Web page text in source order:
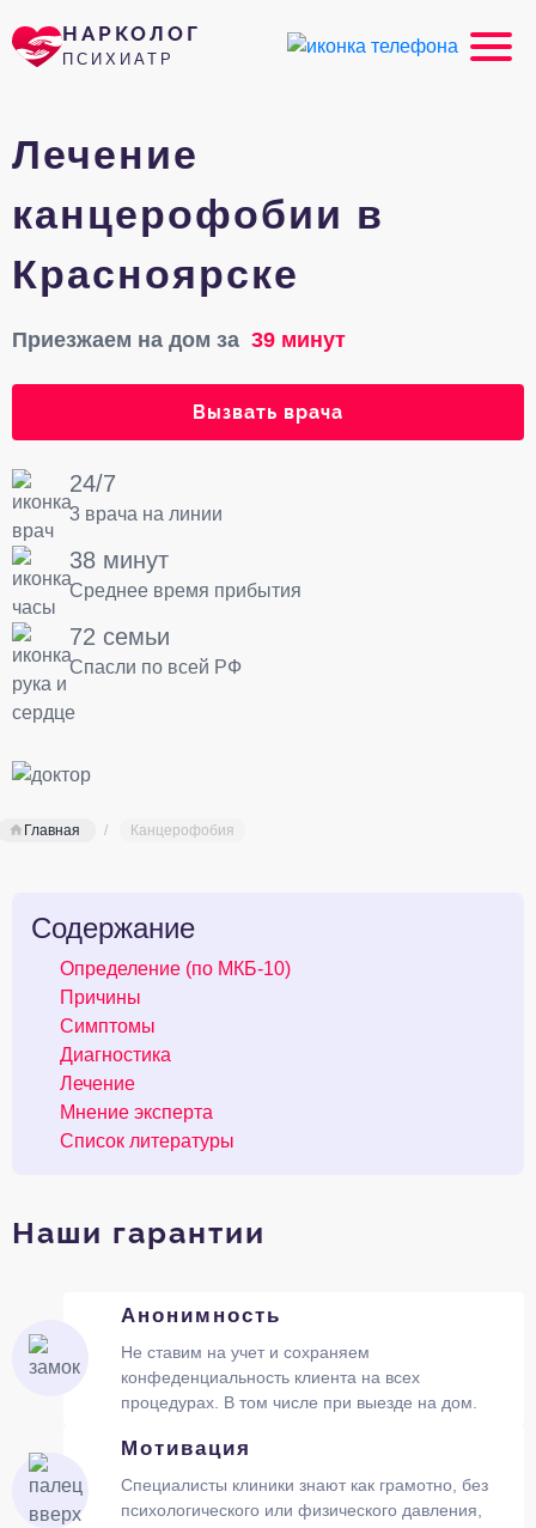
НАРКОЛОГ
ПСИХИАТР
Лечение
канцерофобии в
Красноярске
Приезжаем на дом за 39 минут
Вызвать врача
24/7
3 врача на линии
38 минут
Среднее время прибытия
72 семьи
Спасли по всей РФ
Главная Канцерофобия
Содержание
Определение (по МКБ-10)
Причины
Симптомы
Диагностика
Лечение
Мнение эксперта
Список литературы
Наши гарантии
Анонимность
Не ставим на учет и сохраняем
конфеденциальность клиента на всех
процедурах. В том числе при выезде на дом.
Мотивация
Специалисты клиники знают как грамотно, без
психологического или физического давления,